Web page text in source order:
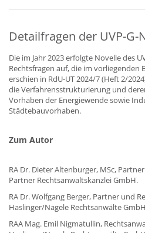
Detailfragen der UVP-G-
Die im Jahr 2023 erfolgte Novelle des
Rechtsfragen auf, die im vorliegenden
erschien in RdU-UT 2024/7 (Heft 2/
die Verfahrensstrukturierung und
Vorhaben der Energiewende sowie
Städtebauvorhaben.
Zum Autor
RA Dr. Dieter Altenburger, MSc,
Partner Rechtsanwaltskanzlei GmbH.
RA Dr. Wolfgang Berger, Partner und
Haslinger/Nagele Rechtsanwälte
RAA Mag. Emil Nigmatullin,